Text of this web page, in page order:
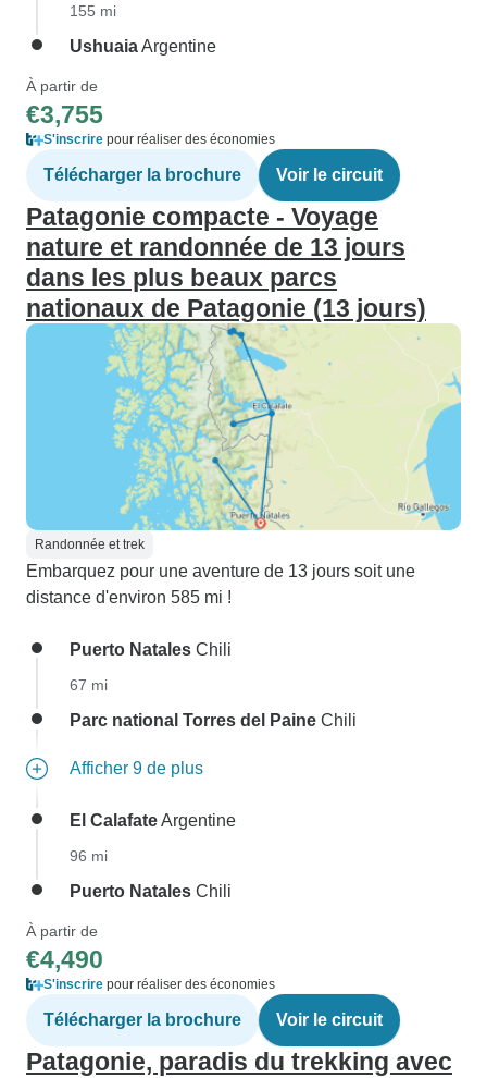
155 mi
UshuaiaArgentine
À partir de
€3,755
S'inscrire pour réaliser des économies
Télécharger la brochure Voir le circuit
Patagonie compacte - Voyage
nature et randonnée de 13 jours
dans les plus beaux parcs
nationaux de Patagonie (13 jours)
Randonnée et trek
Embarquez pour une aventure de 13 jours soit une
distance d'environ 585 mi !
Puerto Natales Chili
67 mi
Parc national Torres del Paine Chili
Afficher 9 de plus
El CalafateArgentine
96 mi
Puerto Natales Chili
À partir de
€4,490
S'inscrire pour réaliser des économies
Télécharger la brochure Voir le circuit
Patagonie, paradis du trekking avec